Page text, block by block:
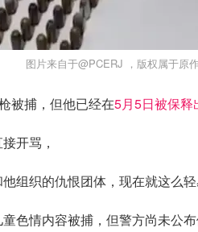
图片来自于@PCERJ ，版权属于原
被捕，但他已经在5月5日被保释
开骂，
组织的仇恨团体，现在就这么
色情内容被捕，但警方尚未公布